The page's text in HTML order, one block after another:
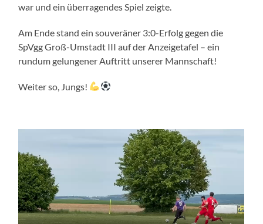
war und ein überragendes Spiel zeigte.
Am Ende stand ein souveräner 3:0-Erfolg gegen die
SpVgg Groß-Umstadt III auf der Anzeigetafel – ein
rundum gelungener Auftritt unserer Mannschaft!
Weiter so, Jungs!